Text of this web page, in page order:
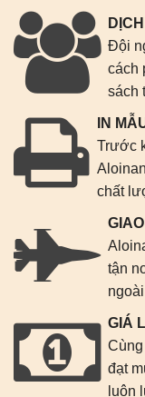
Đội
cách
sách
IN
Trước
chất
tận
GIÁ
đạt
luôn